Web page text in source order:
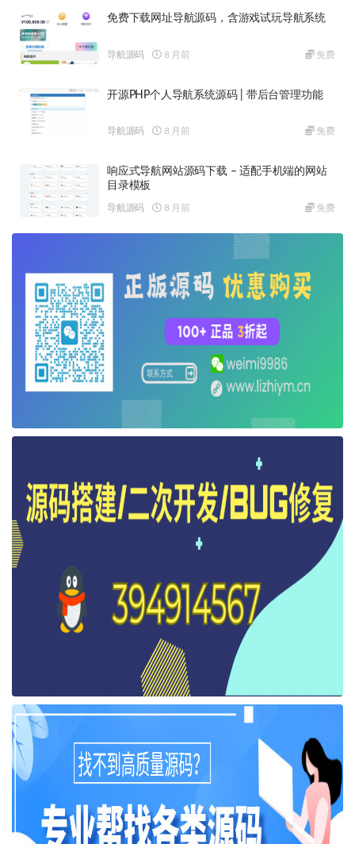
免费下载网址导航源码，含游戏试玩导航系统
导航源码 8 月前 免费
开源PHP个人导航系统源码 | 带后台管理功能
导航源码 8 月前 免费
响应式导航网站源码下载 – 适配手机端的网站
目录模板
导航源码 8 月前 免费